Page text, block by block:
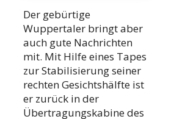
Der gebürtige
Wuppertaler bringt aber
auch gute Nachrichten
mit. Mit Hilfe eines Tapes
zur Stabilisierung seiner
rechten Gesichtshälfte ist
er zurück in der
Übertragungskabine des